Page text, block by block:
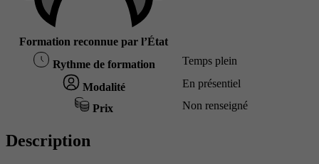
Formation reconnue par l’État
Rythme de formation Temps plein
Modalité En présentiel
Prix Non renseigné
Description